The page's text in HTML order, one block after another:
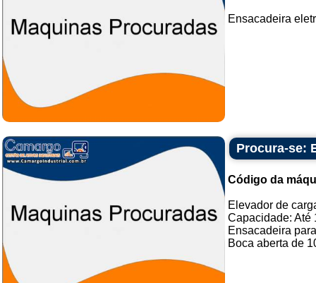
Ensacadeira
Procura-se:
Código da
Elevador de
Capacidade: Até
Ensacadeira
Boca aberta de